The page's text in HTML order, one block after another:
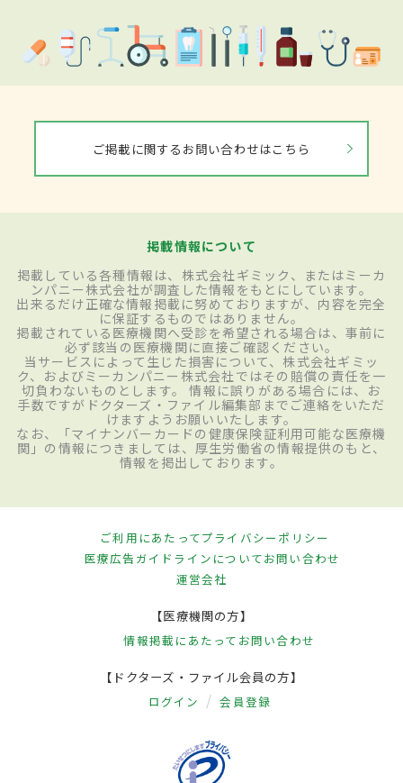
ご掲載に関するお問い合わせはこちら
掲載情報について
掲載している各種情報は、株式会社ギミック、またはミーカ
ンパニー株式会社が調査した情報をもとにしています。
出来るだけ正確な情報掲載に努めておりますが、内容を完全
に保証するものではありません。
掲載されている医療機関へ受診を希望される場合は、事前に
必ず該当の医療機関に直接ご確認ください。
当サービスによって生じた損害について、株式会社ギミッ
ク、およびミーカンパニー株式会社ではその賠償の責任を一
切負わないものとします。 情報に誤りがある場合には、お
手数ですがドクターズ・ファイル編集部までご連絡をいただ
けますようお願いいたします。
なお、「マイナンバーカードの健康保険証利用可能な医療機
関」の情報につきましては、厚生労働省の情報提供のもと、
情報を掲出しております。
ご利用にあたってプライバシーポリシー
医療広告ガイドラインについてお問い合わせ
運営会社
【医療機関の方】
情報掲載にあたって お問い合わせ
【ドクターズ・ファイル会員の方】
ログイン 会員登録